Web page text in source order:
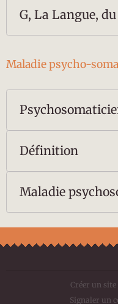
G, La Langue,
Maladie psycho-
Définition
Maladie
Créer un
Signaler un